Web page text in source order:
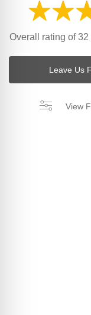
Overall rating of
Leave Us
View